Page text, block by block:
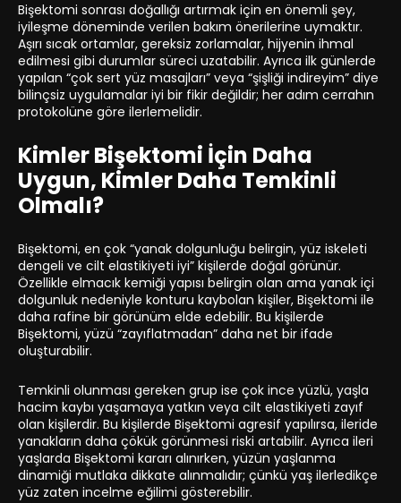
Bişektomi sonrası doğallığı artırmak için en önemli şey,
iyileşme döneminde verilen bakım önerilerine uymaktır.
Aşırı sıcak ortamlar, gereksiz zorlamalar, hijyenin ihmal
edilmesi gibi durumlar süreci uzatabilir. Ayrıca ilk günlerde
yapılan “çok sert yüz masajları” veya “şişliği indireyim” diye
bilinçsiz uygulamalar iyi bir fikir değildir; her adım cerrahın
protokolüne göre ilerlemelidir.
Kimler Bişektomi İçin Daha
Uygun, Kimler Daha Temkinli
Olmalı?
Bişektomi, en çok “yanak dolgunluğu belirgin, yüz iskeleti
dengeli ve cilt elastikiyeti iyi” kişilerde doğal görünür.
Özellikle elmacık kemiği yapısı belirgin olan ama yanak içi
dolgunluk nedeniyle konturu kaybolan kişiler, Bişektomi ile
daha rafine bir görünüm elde edebilir. Bu kişilerde
Bişektomi, yüzü “zayıflatmadan” daha net bir ifade
oluşturabilir.
Temkinli olunması gereken grup ise çok ince yüzlü, yaşla
hacim kaybı yaşamaya yatkın veya cilt elastikiyeti zayıf
olan kişilerdir. Bu kişilerde Bişektomi agresif yapılırsa, ileride
yanakların daha çökük görünmesi riski artabilir. Ayrıca ileri
yaşlarda Bişektomi kararı alınırken, yüzün yaşlanma
dinamiği mutlaka dikkate alınmalıdır; çünkü yaş ilerledikçe
yüz zaten incelme eğilimi gösterebilir.